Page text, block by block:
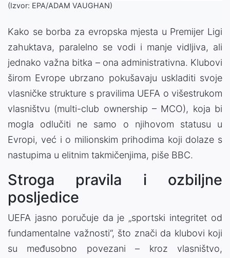
(Izvor: EPA/ADAM VAUGHAN)
Kako se borba za evropska mjesta u Premijer Ligi
zahuktava, paralelno se vodi i manje vidljiva, ali
jednako važna bitka – ona administrativna. Klubovi
širom Evrope ubrzano pokušavaju uskladiti svoje
vlasničke strukture s pravilima UEFA o višestrukom
vlasništvu (multi-club ownership – MCO), koja bi
mogla odlučiti ne samo o njihovom statusu u
Evropi, već i o milionskim prihodima koji dolaze s
nastupima u elitnim takmičenjima, piše BBC.
Stroga pravila i ozbiljne
posljedice
UEFA jasno poručuje da je „sportski integritet od
fundamentalne važnosti“, što znači da klubovi koji
su međusobno povezani – kroz vlasništvo,